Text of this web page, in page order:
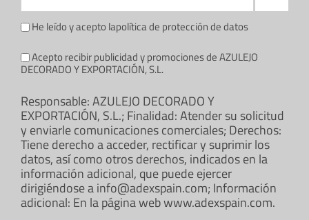
He leído y acepto lapolítica de protección de datos
Acepto recibir publicidad y promociones de AZULEJO
DECORADO Y EXPORTACIÓN, S.L.
Responsable: AZULEJO DECORADO Y
EXPORTACIÓN, S.L.; Finalidad: Atender su solicitud
y enviarle comunicaciones comerciales; Derechos:
Tiene derecho a acceder, rectificar y suprimir los
datos, así como otros derechos, indicados en la
información adicional, que puede ejercer
dirigiéndose a info@adexspain.com; Información
adicional: En la página web www.adexspain.com.